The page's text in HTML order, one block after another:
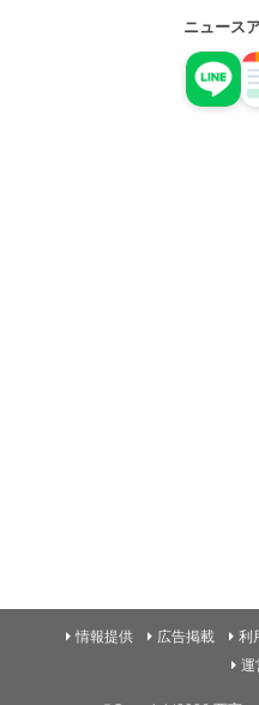
ニュース
情報提供 広告掲載 利
運